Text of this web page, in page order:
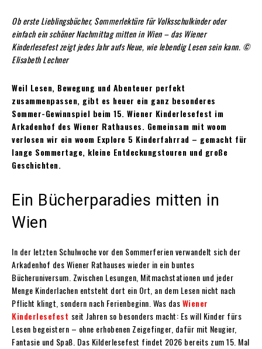
Ob erste Lieblingsbücher, Sommerlektüre für Volksschulkinder oder
einfach ein schöner Nachmittag mitten in Wien – das Wiener
Kinderlesefest zeigt jedes Jahr aufs Neue, wie lebendig Lesen sein kann. ©
Elisabeth Lechner
Weil Lesen, Bewegung und Abenteuer perfekt
zusammenpassen, gibt es heuer ein ganz besonderes
Sommer-Gewinnspiel beim 15. Wiener Kinderlesefest im
Arkadenhof des Wiener Rathauses. Gemeinsam mit woom
verlosen wir ein woom Explore 5 Kinderfahrrad – gemacht für
lange Sommertage, kleine Entdeckungstouren und große
Geschichten.
Ein Bücherparadies mitten in
Wien
In der letzten Schulwoche vor den Sommerferien verwandelt sich der
Arkadenhof des Wiener Rathauses wieder in ein buntes
Bücheruniversum. Zwischen Lesungen, Mitmachstationen und jeder
Menge Kinderlachen entsteht dort ein Ort, an dem Lesen nicht nach
Pflicht klingt, sondern nach Ferienbeginn. Was dasWiener
Kinderlesefest seit Jahren so besonders macht: Es will Kinder fürs
Lesen begeistern – ohne erhobenen Zeigefinger, dafür mit Neugier,
Fantasie und Spaß. Das Kilderlesefest findet 2026 bereits zum 15. Mal